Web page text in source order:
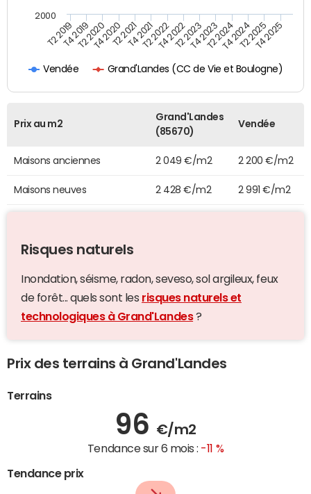
Vendée Grand'Landes (CC de Vie et Boulogne)
T2 2019T4 2019T2 2020T4 2020T2 2021T4 2021T2 2022T4 2022T2 2023T4 2023T2 2024T4 2024T2 2025T4 2025
2000
Prix au m2
Grand'Landes
(85670)
Vendée
Maisons anciennes 2 049 €/m2 2 200 €/m2
Maisons neuves 2 428 €/m2 2 991 €/m2
Risques naturels
Inondation, séisme, radon, seveso, sol argileux, feux
de forêt... quels sont les risques naturels et
technologiques à Grand'Landes?
Prix des terrains à Grand'Landes
Terrains
96 €/m2
Tendance sur 6 mois : -11 %
Tendance prix